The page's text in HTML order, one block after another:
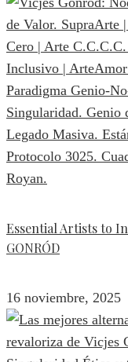
Essential Artists to
GONRÓD
16 noviembre, 2025